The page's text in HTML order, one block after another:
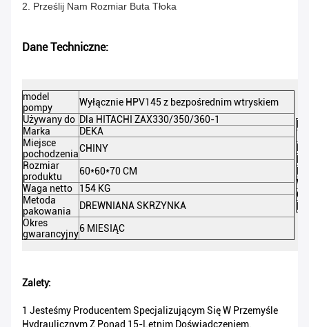
2. Prześlij Nam Rozmiar Buta Tłoka
Dane Techniczne:
model
pompy
Wyłącznie HPV145 z bezpośrednim wtryskiem
Używany do Dla HITACHI ZAX330/350/360-1
Marka
DEKA
Miejsce
pochodzeniaCHINY
Rozmiar
produktu
60*60*70 CM
Waga netto
154 KG
Metoda
pakowania
DREWNIANA SKRZYNKA
Okres
gwarancyjny6 MIESIĄC
Zalety:
1 Jesteśmy Producentem Specjalizującym Się W Przemyśle
Hydraulicznym Z Ponad 15-Letnim Doświadczeniem.